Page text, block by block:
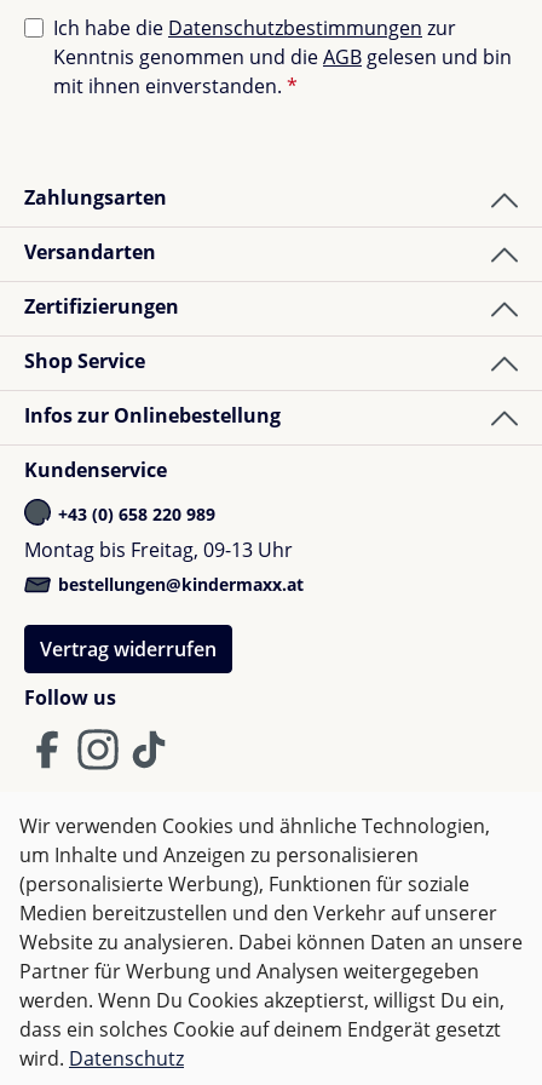
und Funktionalität zu bewahren:
Waschbar bei 30°C in der Maschine
Nicht bügeln
Nicht bleichen
Perfekt für alltägliche Abenteuer
Egal ob beim Schneemannbauen oder
Schlittenfahren, diese Handschuhe sind ideal, um die
Hände deines Kindes warmzuhalten. Durch ihre
Funktionalität und ihren Stil sind sie ein
unverzichtbarer Bestandteil für Winterausflüge.
Ich habe die Datenschutzbestimmungen zur
Kenntnis genommen und dieAGB gelesen und bin
mit ihnen einverstanden. *
Zahlungsarten
Versandarten
Zertifizierungen
Follow us
Shop Service
Infos zur Onlinebestellung
Kundenservice
+43 (0) 658 220 989
Montag bis Freitag, 09-13 Uhr
bestellungen@kindermaxx.at
Vertrag widerrufen
AGB Impressum
Datenschutz
Widerrufsrecht
Alle Preise inkl. gesetzl. Mehrwertsteuer zzgl.Versandkosten
und ggf. Nachnahmegebühren, wenn nicht anders
angegeben.
Wir verwenden Cookies und ähnliche Technologien,
um Inhalte und Anzeigen zu personalisieren
(personalisierte Werbung), Funktionen für soziale
Medien bereitzustellen und den Verkehr auf unserer
Website zu analysieren. Dabei können Daten an unsere
Partner für Werbung und Analysen weitergegeben
werden. Wenn Du Cookies akzeptierst, willigst Du ein,
dass ein solches Cookie auf deinem Endgerät gesetzt
wird. Datenschutz